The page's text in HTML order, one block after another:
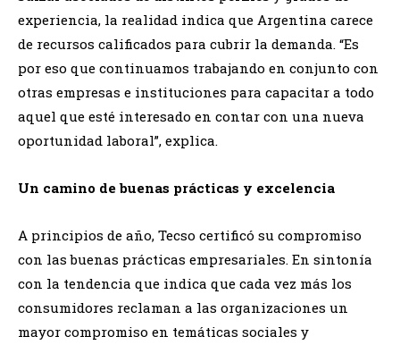
experiencia, la realidad indica que Argentina carece
de recursos calificados para cubrir la demanda. “Es
por eso que continuamos trabajando en conjunto con
otras empresas e instituciones para capacitar a todo
aquel que esté interesado en contar con una nueva
oportunidad laboral”, explica.
Un camino de buenas prácticas y excelencia
A principios de año, Tecso certificó su compromiso
con las buenas prácticas empresariales. En sintonía
con la tendencia que indica que cada vez más los
consumidores reclaman a las organizaciones un
mayor compromiso en temáticas sociales y